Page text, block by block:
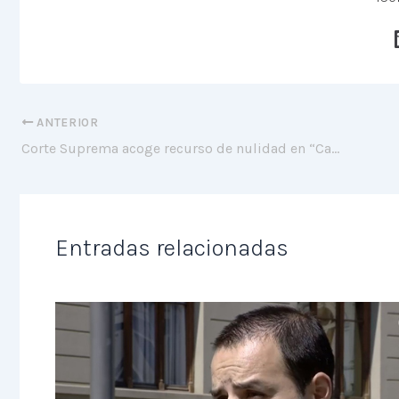
ANTERIOR
Corte Suprema acoge recurso de nulidad en “Caso Vivanco”
Entradas relacionadas